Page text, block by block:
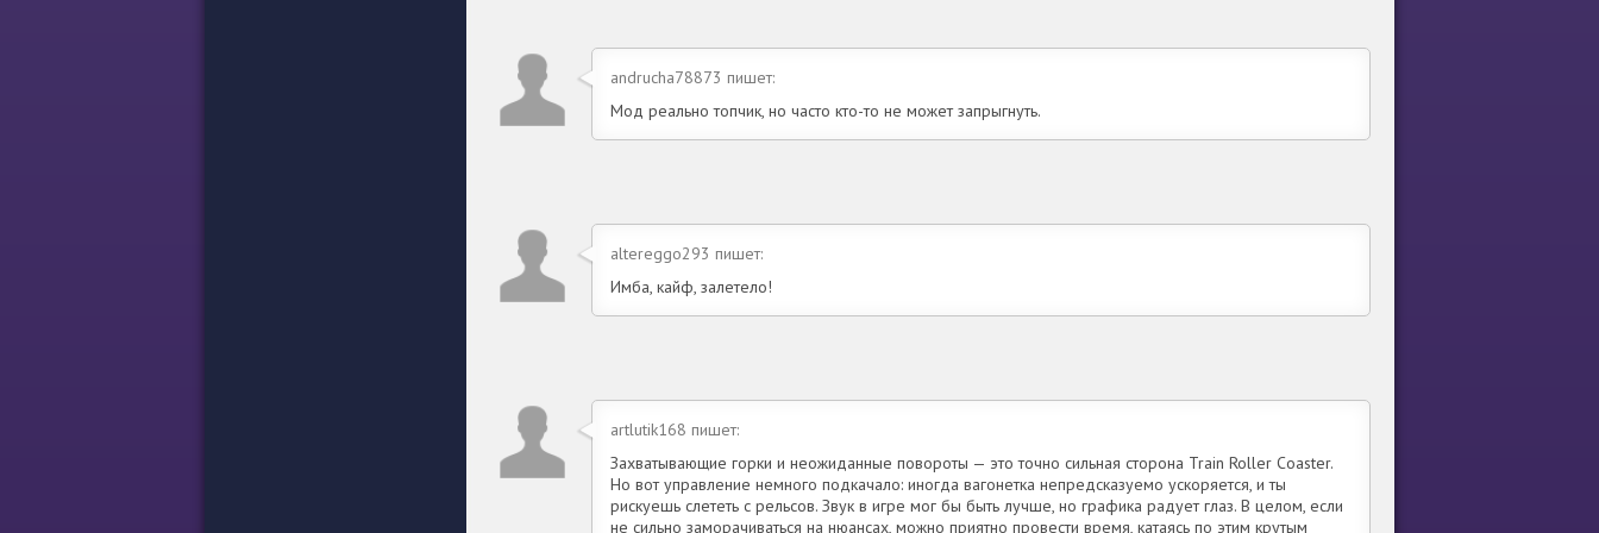
andrucha78873 пишет:
Мод реально топчик, но часто кто-то не может запрыгнуть.
altereggo293 пишет:
Имба, кайф, залетело!
artlutik168 пишет:
Захватывающие горки и неожиданные повороты — это точно сильная сторона Train Roller Coaster.
Но вот управление немного подкачало: иногда вагонетка непредсказуемо ускоряется, и ты
рискуешь слететь с рельсов. Звук в игре мог бы быть лучше, но графика радует глаз. В целом, если
не сильно заморачиваться на нюансах, можно приятно провести время, катаясь по этим крутым